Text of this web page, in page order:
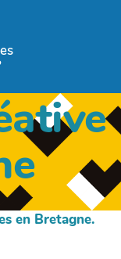
en Bretagne.